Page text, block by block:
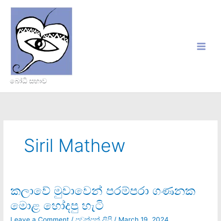
content
බෝධි සභාව
Siril Mathew
කලාවේ මුවාවෙන් පරම්පරා ගණනක
මොළ හෝදපු හැටි
කලාවේ
මුවාවෙන්
පරම්පරා
ගණනක